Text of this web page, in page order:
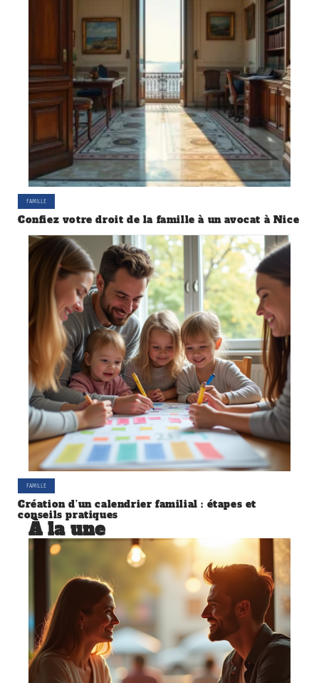
FAMILLE
Confiez votre droit de la famille à un avocat à Nice
FAMILLE
Création d’un calendrier familial : étapes et
conseils pratiques
À la une